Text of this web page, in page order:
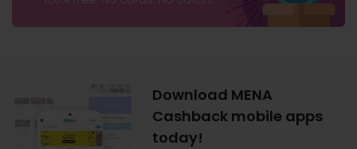
Download MENA
Cashback mobile apps
today!